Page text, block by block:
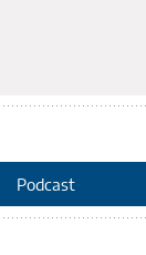
Podcast